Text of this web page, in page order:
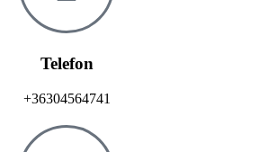
Telefon
+36304564741